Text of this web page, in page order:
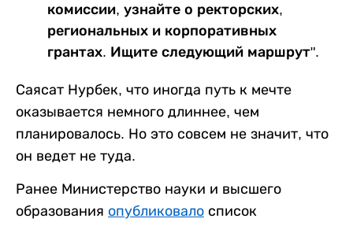
комиссии, узнайте о ректорских,
региональных и корпоративных
грантах. Ищите следующий маршрут".
Саясат Нурбек, что иногда путь к мечте
оказывается немного длиннее, чем
планировалось. Но это совсем не значит, что
он ведет не туда.
Ранее Министерство науки и высшего
образования опубликовало список